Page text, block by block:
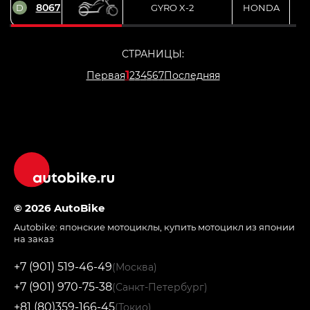
D 8067 GYRO X-2 HONDA
СТРАНИЦЫ:
Первая1234567Последняя
© 2026 AutoBike
Autobike: японские мотоциклы, купить мотоцикл из японии
на заказ
+7 (901) 519-46-49(Москва)
+7 (901) 970-75-38(Санкт-Петербург)
+81 (80)359-166-45(Токио)